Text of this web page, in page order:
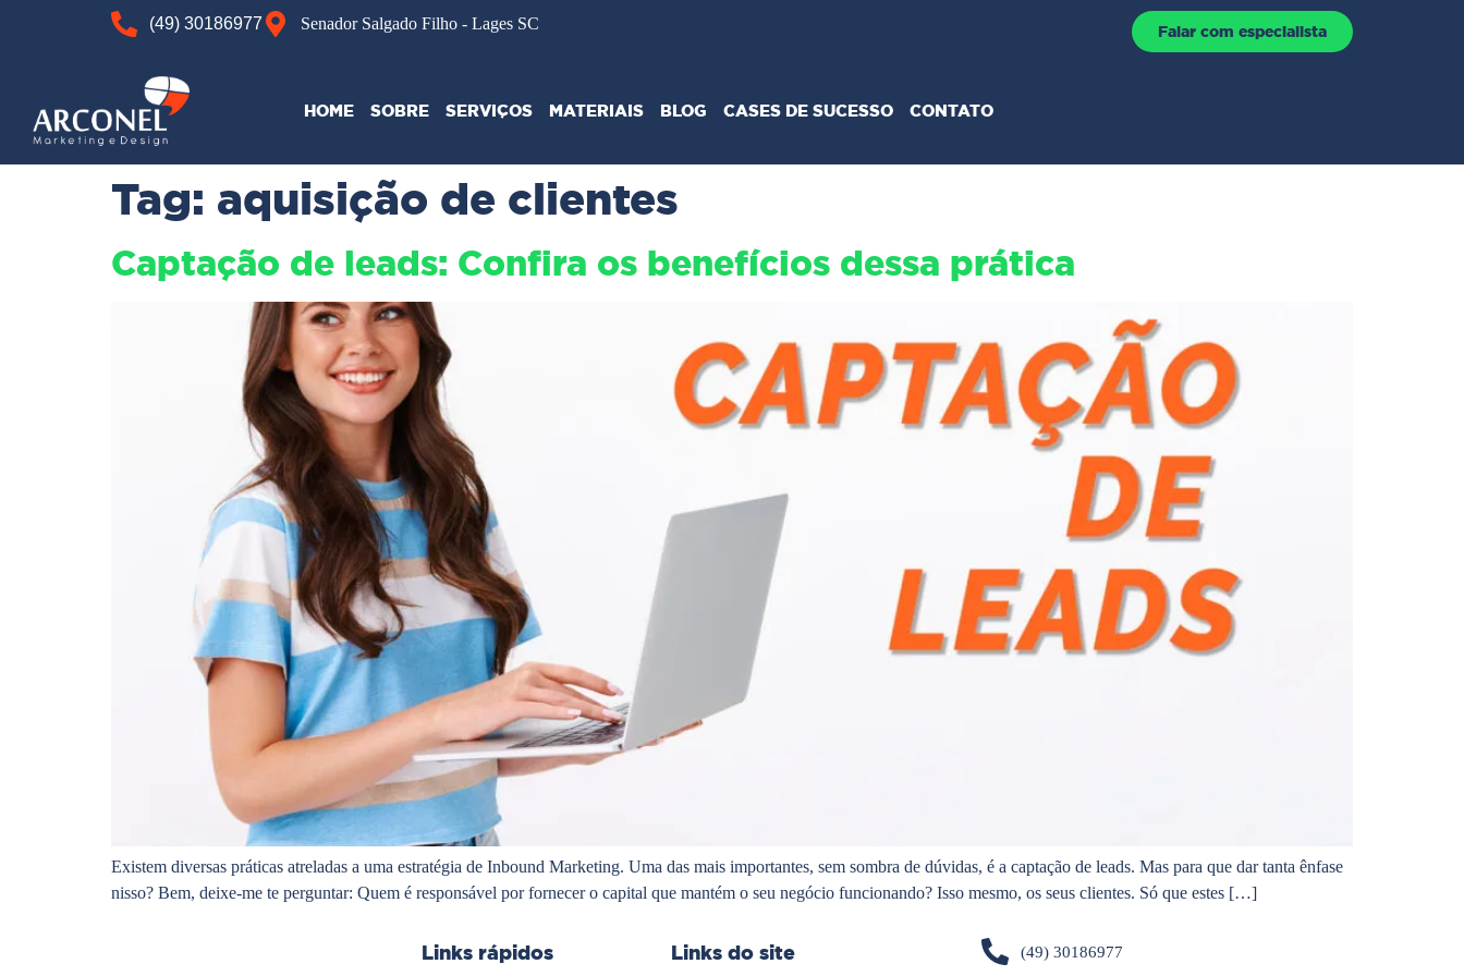
(49) 30186977 Senador Salgado Filho - Lages SC Falar com especialista
HOME SOBRE SERVIÇOS MATERIAIS BLOG CASES DE SUCESSO CONTATO
Tag: aquisição de clientes
Captação de leads: Confira os benefícios dessa prática
Existem diversas práticas atreladas a uma estratégia de Inbound Marketing. Uma das mais importantes, sem sombra de dúvidas, é a captação de leads. Mas para que dar tanta ênfase
nisso? Bem, deixe-me te perguntar: Quem é responsável por fornecer o capital que mantém o seu negócio funcionando? Isso mesmo, os seus clientes. Só que estes […]
Links rápidos Links do site (49) 30186977